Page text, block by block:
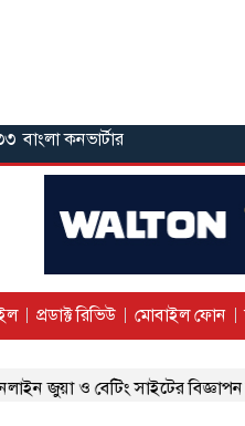
বাংলা কনভার্টার
প্রডাক্ট রিভিউ মোবাইল ফোন
জুয়া ও বেটিং সাইটের বিজ্ঞাপন